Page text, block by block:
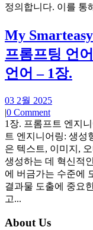
정의합니다. 이를 통
My
프롬프팅 언
언어 – 1장.
03 2월 2025
|0 Comment
1장. 프롬프트 엔지
트 엔지니어링: 생성
은 텍스트, 이미지,
생성하는 데 혁신적
에 버금가는 수준에
결과물 도출에 중요
고...
About Us